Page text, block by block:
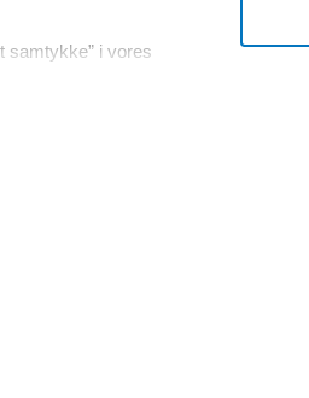
samtykke” i vores